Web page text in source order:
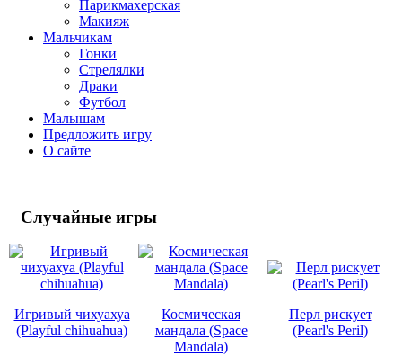
Парикмахерская
Макияж
Мальчикам
Гонки
Стрелялки
Драки
Футбол
Малышам
Предложить игру
О сайте
Случайные игры
Игривый чихуахуа
(Playful chihuahua)
Космическая
мандала (Space
Mandala)
Перл рискует
(Pearl's Peril)